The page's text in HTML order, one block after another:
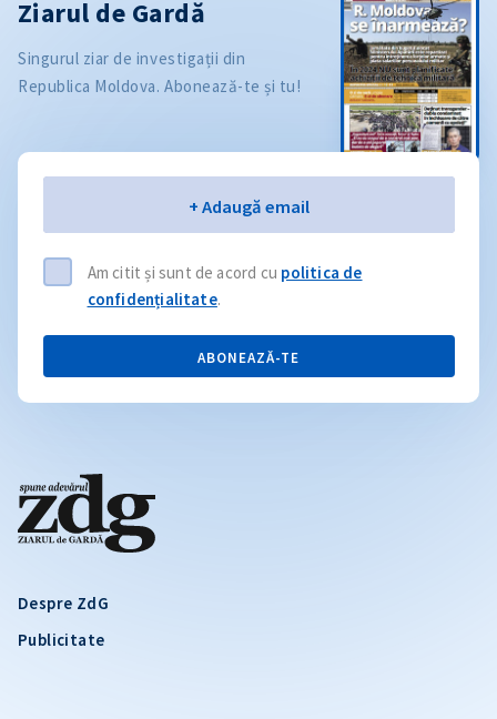
Despre ZdG
Publicitate
Ziarul de Gardă
Singurul ziar de investigații din
Republica Moldova. Abonează-te și tu!
+ Adaugă email
Am citit și sunt de acord cu politica de
confidențialitate.
ABONEAZĂ-TE